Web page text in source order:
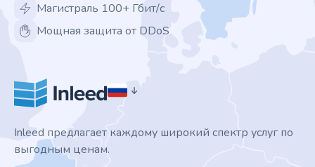
Магистраль 100+ Гбит/с
Мощная защита от DDoS
Inleed предлагает каждому широкий спектр услуг по
выгодным ценам.